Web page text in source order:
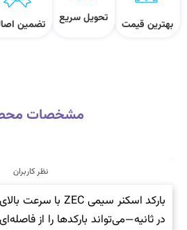
بهترین قیمت تحویل سریع تضمین
مشخصات
نظر کاربران